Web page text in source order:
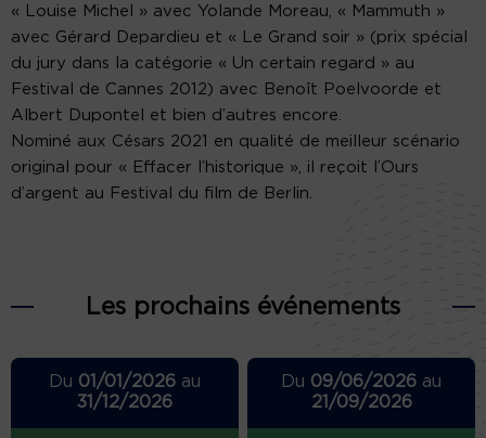
« Louise Michel » avec Yolande Moreau, « Mammuth »
avec Gérard Depardieu et « Le Grand soir » (prix spécial
du jury dans la catégorie « Un certain regard » au
Festival de Cannes 2012) avec Benoît Poelvoorde et
Albert Dupontel et bien d’autres encore.
Nominé aux Césars 2021 en qualité de meilleur scénario
original pour « Effacer l’historique », il reçoit l’Ours
d’argent au Festival du film de Berlin.
Les prochains événements
Du 01/01/2026au
31/12/2026
Du 09/06/2026 au
21/09/2026